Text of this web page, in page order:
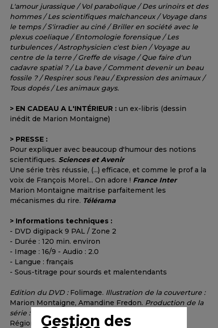
L'amour jurassique / Vol parabolique / Des urinoirs et des
hommes / Les scientifiques malchanceux / Voyage dans
le temps / S'irradier au ciné / Briller en société avec le
plexus coeliaque / Entomologie forensique / Les
turbulences / Astrophysicien c'est bien / Voyage au
centre de la terre / Greffe de visage / Que faire d'un
cadavre spatial ? / La bave / Comment devenir un beau
fossile ? / Respirer sous l'eau / Expression des animaux /
Tous dopés / Les animaux gays.
> EN CADEAU A L'INTÉRIEUR : un ex-libris (dessin
inédit de Marion Montaigne)
> PRESSE :
Pour expliquer avec beaucoup d'humour des notions
scientifiques. Sciences et Avenir
Une série très réussie, (...) efficace, et comme le prof a la
voix de François Morel... On adore ! France Inter
Marion Montaigne maitrise parfaitement les
mécanismes du rire. Télérama
> Informations techniques :
- DVD digipack 9 PAL / Zone 2
- Durée : 120 min. environ
- Image : 16/9 - Audio : 2.0
- Langue : français
- Sous-titrage pour sourds et malentendants
Edition du DVD :Folimage. Illustration de la couverture :
Marion Montaigne, Amandine Fredon. Production de la
série :Folimage, Ex Nihilo, Arte France. Avec : CNC,
Région Rhône-Alpes, SofiTVciné, Procirep Angoa.
Gestion des